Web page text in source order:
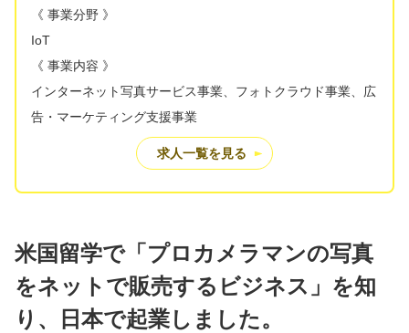
《 事業分野 》
IoT
《 事業内容 》
インターネット写真サービス事業、フォトクラウド事業、広
告・マーケティング支援事業
求人一覧を見る
米国留学で「プロカメラマンの写真
をネットで販売するビジネス」を知
り、日本で起業しました。